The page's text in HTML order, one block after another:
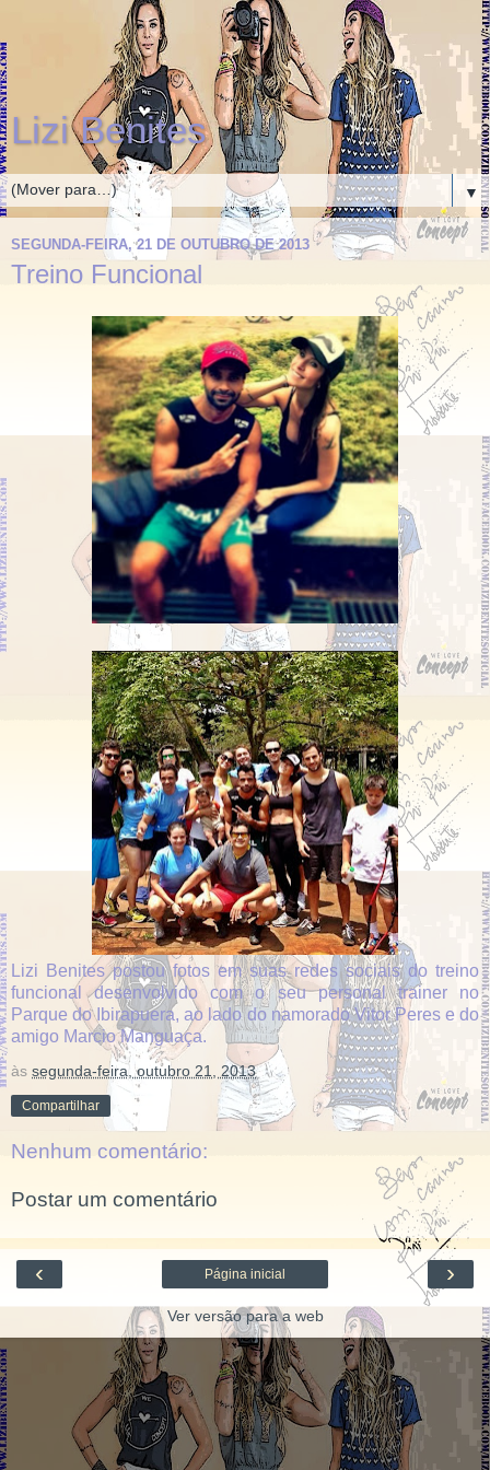
Lizi Benites
▼
SEGUNDA-FEIRA, 21 DE OUTUBRO DE 2013
Treino Funcional
Lizi Benites postou fotos em suas redes sociais do treino
funcional desenvolvido com o seu personal trainer no
Parque do Ibirapuera, ao lado do namorado Vitor Peres e do
amigo Marcio Manguaça.
às segunda-feira, outubro 21, 2013
Compartilhar
Nenhum comentário:
Postar um comentário
‹ ›
Página inicial
Ver versão para a web